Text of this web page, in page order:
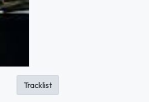
Tracklist